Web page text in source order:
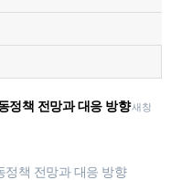
새창
정책 전망과 대응 방향
정책 전망과 대응 방향